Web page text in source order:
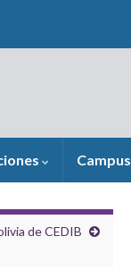
Campus
de CEDIB